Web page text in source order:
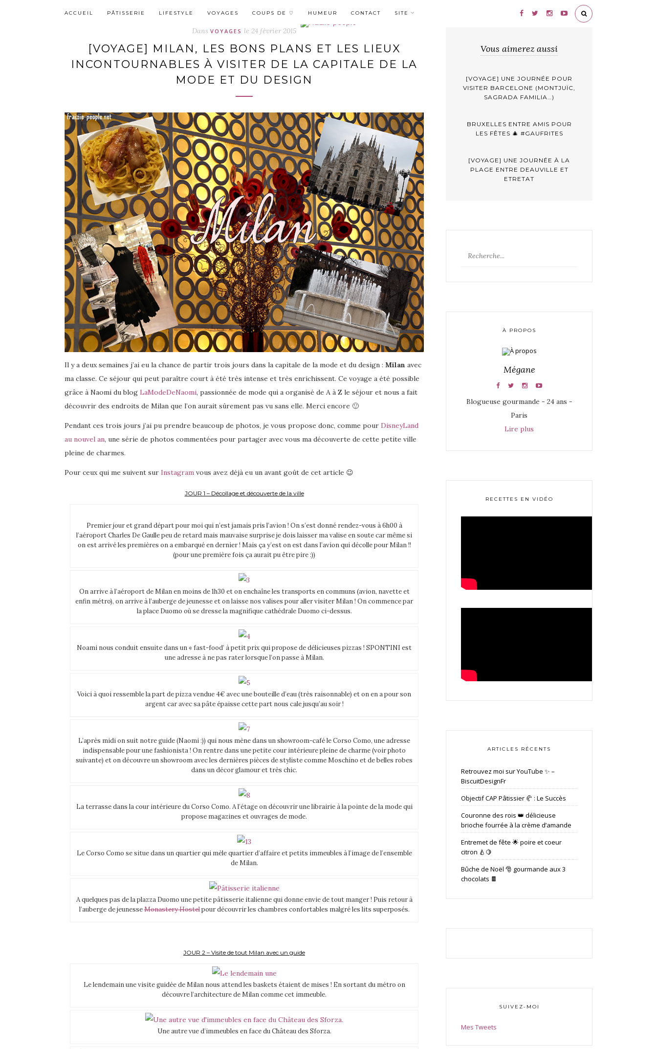
ACCUEIL PÂTISSERIE LIFESTYLE VOYAGES COUPS DE ♡ HUMEUR CONTACT SITE
Dans VOYAGES le 24 février 2015
[VOYAGE] MILAN, LES BONS PLANS ET LES LIEUX
INCONTOURNABLES À VISITER DE LA CAPITALE DE LA
MODE ET DU DESIGN
Il y a deux semaines j’ai eu la chance de partir trois jours dans la capitale de la mode et du design : Milan avec
ma classe. Ce séjour qui peut paraître court à été très intense et très enrichissent. Ce voyage a été possible
grâce à Naomi du blog LaModeDeNaomi, passionnée de mode qui a organisé de A à Z le séjour et nous a fait
découvrir des endroits de Milan que l’on aurait sûrement pas vu sans elle. Merci encore 🙂
Pendant ces trois jours j’ai pu prendre beaucoup de photos, je vous propose donc, comme pour DisneyLand
au nouvel an, une série de photos commentées pour partager avec vous ma découverte de cette petite ville
pleine de charmes.
Pour ceux qui me suivent sur Instagram vous avez déjà eu un avant goût de cet article 😉
JOUR 1 – Décollage et découverte de la ville
Premier jour et grand départ pour moi qui n’est jamais pris l’avion ! On s’est donné rendez-vous à 6h00 à
l’aéroport Charles De Gaulle peu de retard mais mauvaise surprise je dois laisser ma valise en soute car même si
on est arrivé les premières on a embarqué en dernier ! Mais ça y’est on est dans l’avion qui décolle pour Milan !!
(pour une première fois ça aurait pu être pire :))
On arrive à l’aéroport de Milan en moins de 1h30 et on enchaîne les transports en communs (avion, navette et
enfin métro), on arrive à l’auberge de jeunesse et on laisse nos valises pour aller visiter Milan ! On commence par
la place Duomo où se dresse la magnifique cathédrale Duomo ci-dessus.
Noami nous conduit ensuite dans un « fast-food’ à petit prix qui propose de délicieuses pizzas ! SPONTINI est
une adresse à ne pas rater lorsque l’on passe à Milan.
Voici à quoi ressemble la part de pizza vendue 4€ avec une bouteille d’eau (très raisonnable) et on en a pour son
argent car avec sa pâte épaisse cette part nous cale jusqu’au soir !
L’après midi on suit notre guide (Naomi :)) qui nous mène dans un showroom-café le Corso Como, une adresse
indispensable pour une fashionista ! On rentre dans une petite cour intérieure pleine de charme (voir photo
suivante) et on découvre un showroom avec les dernières pièces de styliste comme Moschino et de belles robes
dans un décor glamour et très chic.
La terrasse dans la cour intérieure du Corso Como. A l’étage on découvrir une librairie à la pointe de la mode qui
propose magazines et ouvrages de mode.
Le Corso Como se situe dans un quartier qui mèle quartier d’affaire et petits immeubles à l’image de l’ensemble
de Milan.
A quelques pas de la plazza Duomo une petite pâtisserie italienne qui donne envie de tout manger ! Puis retour à
l’auberge de jeunesseMonastery Hostelpour découvrir les chambres confortables malgré les lits superposés.
JOUR 2 – Visite de tout Milan avec un guide
Le lendemain une visite guidée de Milan nous attend les baskets étaient de mises ! En sortant du métro on
découvre l’architecture de Milan comme cet immeuble.
Une autre vue d’immeubles en face du Château des Sforza.
Vous aimerez aussi
[VOYAGE] UNE JOURNÉE POUR
VISITER BARCELONE (MONTJUÏC,
SAGRADA FAMILIA…)
BRUXELLES ENTRE AMIS POUR
LES FÊTES 🎄 #GAUFRITES
[VOYAGE] UNE JOURNÉE À LA
PLAGE ENTRE DEAUVILLE ET
ETRETAT
À PROPOS
Mégane
Blogueuse gourmande - 24 ans -
Paris
Lire plus
RECETTES EN VIDÉO
ARTICLES RÉCENTS
Retrouvez moi sur YouTube ✨ –
BiscuitDesignFr
Objectif CAP Pâtissier 🥐 : Le Succès
Couronne des rois 👑 délicieuse
brioche fourrée à la crème d’amande
Entremet de fête 🌟 poire et coeur
citron 🍐🍋
Bûche de Noël 🎅 gourmande aux 3
chocolats 🍫
SUIVEZ-MOI
Mes Tweets